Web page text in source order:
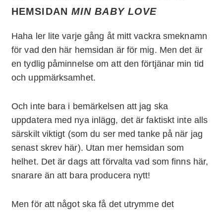
HEMSIDAN MIN BABY LOVE
Haha ler lite varje gång åt mitt vackra smeknamn
för vad den här hemsidan är för mig. Men det är
en tydlig påminnelse om att den förtjänar min tid
och uppmärksamhet.
Och inte bara i bemärkelsen att jag ska
uppdatera med nya inlägg, det är faktiskt inte alls
särskilt viktigt (som du ser med tanke på när jag
senast skrev här). Utan mer hemsidan som
helhet. Det är dags att förvalta vad som finns här,
snarare än att bara producera nytt!
Men för att något ska få det utrymme det